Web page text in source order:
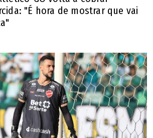
"É hora de mostrar que vai